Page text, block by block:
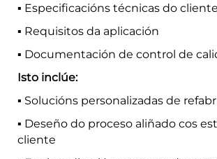
▪️ Especificacións técnicas do cliente
▪️ Requisitos da aplicación
▪️ Documentación de control de
Isto inclúe:
▪️ Solucións personalizadas de
▪️ Deseño do proceso aliñado cos
cliente